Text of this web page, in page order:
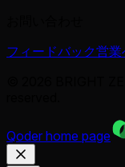
フィードバック営業
Qoder home page